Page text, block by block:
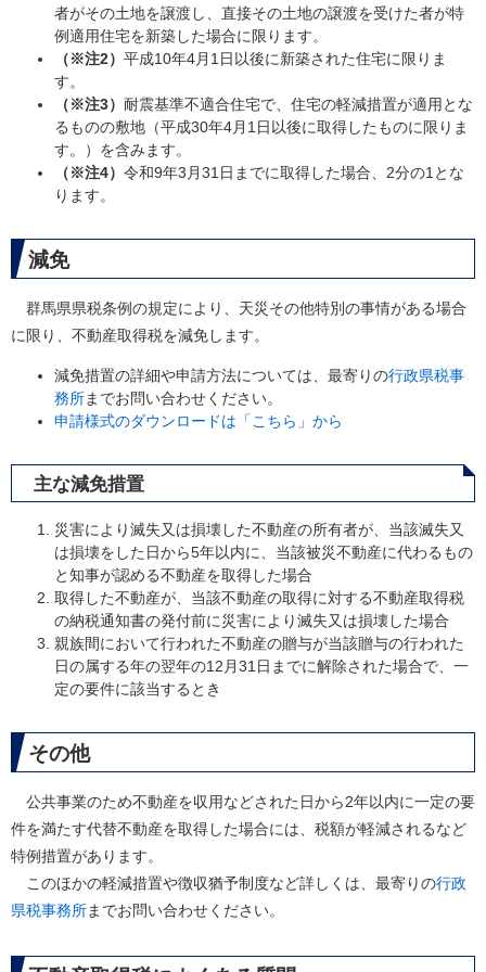
者がその土地を譲渡し、直接その土地の譲渡を受けた者が特
例適用住宅を新築した場合に限ります。
（※注2） 平成10年4月1日以後に新築された住宅に限りま
す。
（※注3） 耐震基準不適合住宅で、住宅の軽減措置が適用とな
るものの敷地（平成30年4月1日以後に取得したものに限りま
す。）を含みます。
（※注4） 令和9年3月31日までに取得した場合、2分の1とな
ります。
減免
群馬県県税条例の規定により、天災その他特別の事情がある場合
に限り、不動産取得税を減免します。
減免措置の詳細や申請方法については、最寄りの行政県税事
務所までお問い合わせください。
申請様式のダウンロードは「こちら」から
主な減免措置
災害により滅失又は損壊した不動産の所有者が、当該滅失又
は損壊をした日から5年以内に、当該被災不動産に代わるもの
と知事が認める不動産を取得した場合
取得した不動産が、当該不動産の取得に対する不動産取得税
の納税通知書の発付前に災害により滅失又は損壊した場合
親族間において行われた不動産の贈与が当該贈与の行われた
日の属する年の翌年の12月31日までに解除された場合で、一
定の要件に該当するとき
その他
公共事業のため不動産を収用などされた日から2年以内に一定の要
件を満たす代替不動産を取得した場合には、税額が軽減されるなど
特例措置があります。
このほかの軽減措置や徴収猶予制度など詳しくは、最寄りの行政
県税事務所までお問い合わせください。